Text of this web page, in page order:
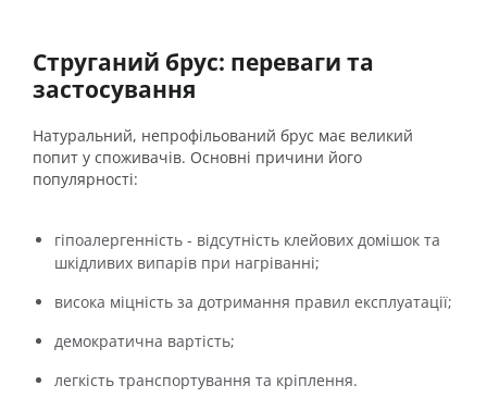
Струганий брус: переваги та
застосування
Натуральний, непрофільований брус має великий
попит у споживачів. Основні причини його
популярності:
гіпоалергенність - відсутність клейових домішок та
шкідливих випарів при нагріванні;
висока міцність за дотримання правил експлуатації;
демократична вартість;
легкість транспортування та кріплення.